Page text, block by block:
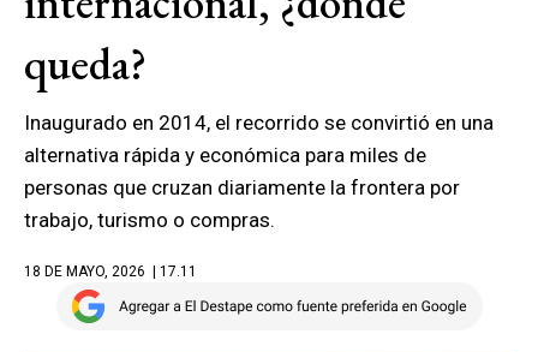
queda?
Inaugurado en 2014, el recorrido se convirtió en una
alternativa rápida y económica para miles de
personas que cruzan diariamente la frontera por
trabajo, turismo o compras.
18 DE MAYO, 2026 | 17.11